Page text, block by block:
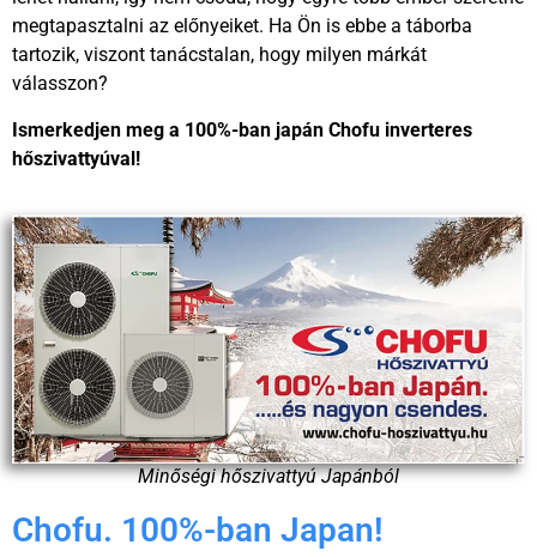
megtapasztalni az előnyeiket. Ha Ön is ebbe a táborba
tartozik, viszont tanácstalan, hogy milyen márkát
válasszon?
Ismerkedjen meg a 100%-ban japán Chofu inverteres
hőszivattyúval!
Minőségi hőszivattyú Japánból
Chofu. 100%-ban Japan!